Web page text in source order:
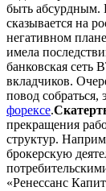
быть абсурдным.
сказывается на
негативном
имела
банковская сеть
вкладчиков.
повод собраться,
форексе.
прекращения
структур.
брокерскую
«Ренессанс